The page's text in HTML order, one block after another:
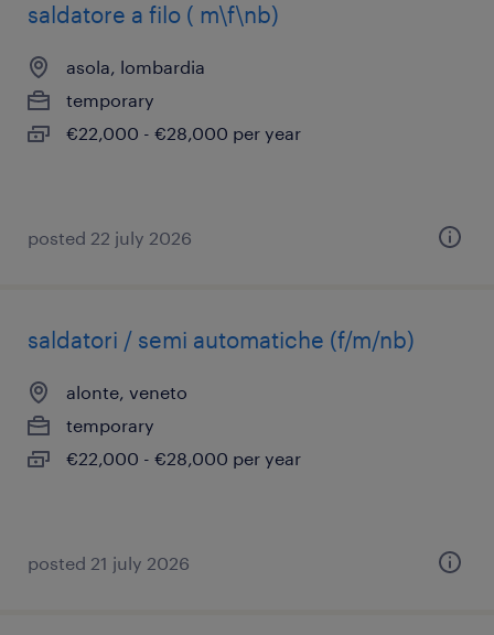
saldatore a filo ( m\f\nb)
asola, lombardia
temporary
€22,000 - €28,000 per year
posted 22 july 2026
saldatori / semi automatiche (f/m/nb)
alonte, veneto
temporary
€22,000 - €28,000 per year
posted 21 july 2026